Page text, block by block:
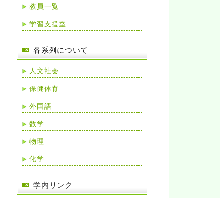
教員一覧
学習支援室
各系列について
人文社会
保健体育
外国語
数学
物理
化学
学内リンク